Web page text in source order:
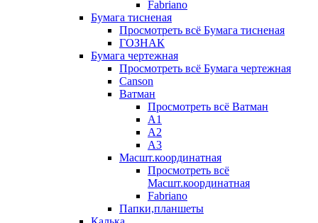
Fabriano
Бумага тисненая
Просмотреть всё Бумага тисненая
ГОЗНАК
Бумага чертежная
Просмотреть всё Бумага чертежная
Canson
Ватман
Просмотреть всё Ватман
А1
А2
А3
Масшт.координатная
Просмотреть всё
Масшт.координатная
Fabriano
Папки,планшеты